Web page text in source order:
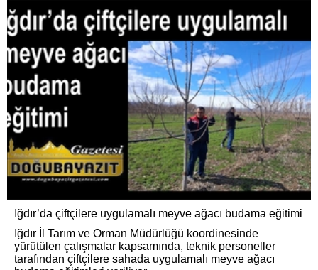
Iğdır’da çiftçilere uygulamalı meyve ağacı budama eğitimi
Iğdır İl Tarım ve Orman Müdürlüğü koordinesinde
yürütülen çalışmalar kapsamında, teknik personeller
tarafından çiftçilere sahada uygulamalı meyve ağacı